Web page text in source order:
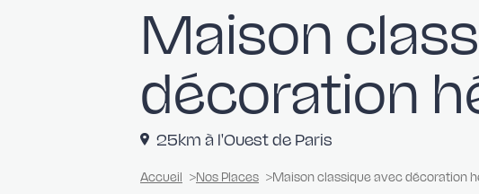
Maison
décoration
25km à l'Ouest de Paris
Accueil Nos Places Maison classique avec décoration